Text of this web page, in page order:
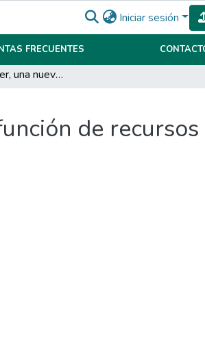
Iniciar sesión
FRECUENTES
Business partner, una nueva perspectiva para la función de recursos humanos
de recursos